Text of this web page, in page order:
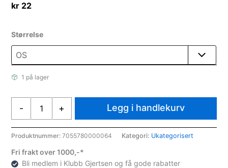
kr 22
Størrelse
1 på lager
-
svart,
+ Legg i handlekurv
Produktnummer:7055780000064 Kategori: Ukategorisert
Fri frakt over 1000,-*
Bli medlem i Klubb Gjertsen og få gode rabatter